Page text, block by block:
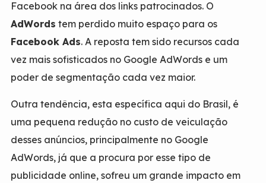
Facebookna área dos links patrocinados. O
AdWords tem perdido muito espaço para os
Facebook Ads. A reposta tem sido recursos cada
vez mais sofisticados no Google AdWords e um
poder de segmentação cada vez maior.
Outra tendência, esta específica aqui do Brasil, é
uma pequena redução no custo de veiculação
desses anúncios, principalmente no Google
AdWords, já que a procura por esse tipo de
publicidade online, sofreu um grande impacto em